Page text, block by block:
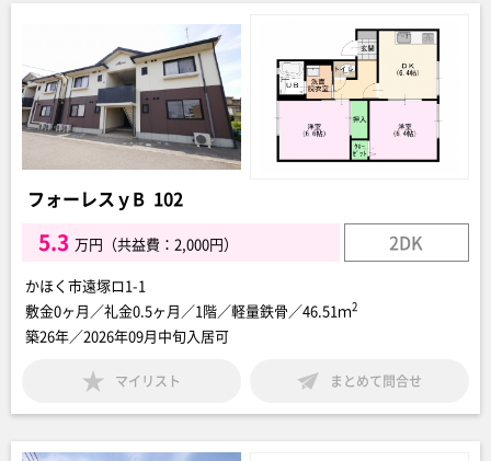
フォーレスｙB 102
5.3 万円（共益費：2,000円） 2DK
かほく市遠塚ロ1-1
敷金0ヶ月／礼金0.5ヶ月／1階／軽量鉄骨／46.51ｍ2
築26年／2026年09月中旬入居可
マイリスト まとめて問合せ